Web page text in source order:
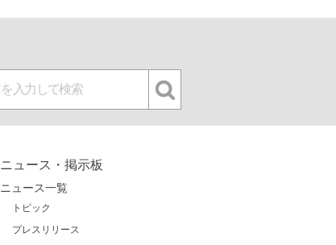
ニュース・掲示板
ニュース一覧
トピック
プレスリリース